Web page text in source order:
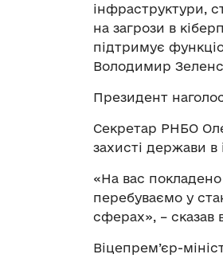
інфраструктури,
на загрози в
підтримує
Володимир
Президент
Секретар РНБО
захисті держави
«На вас
перебуваємо у
сферах», – сказав
Віцепрем’єр-